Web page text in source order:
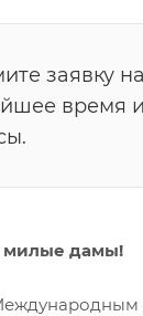
заявку
время
дамы!